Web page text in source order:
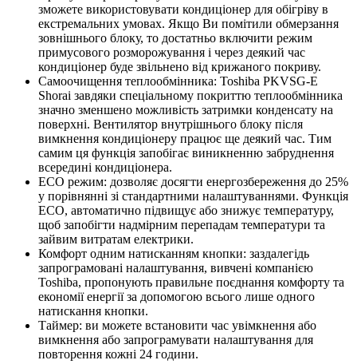
зможете використовувати кондиціонер для обігріву в
екстремальних умовах. Якщо Ви помітили обмерзання
зовнішнього блоку, то достатньо включити режим
примусового розморожування і через деякий час
кондиціонер буде звільнено від крижаного покриву.
Самоочищення теплообмінника: Toshiba PKVSG-E
Shorai завдяки спеціальному покриттю теплообмінника
значно зменшено можливість затримки конденсату на
поверхні. Вентилятор внутрішнього блоку після
вимкнення кондиціонеру працює ще деякий час. Тим
самим ця функція запобігає виникненню забруднення
всередині кондиціонера.
ECO режим: дозволяє досягти енергозбереження до 25%
у порівнянні зі стандартними налаштуваннями. Функція
ECO, автоматично підвищує або знижує температуру,
щоб запобігти надмірним перепадам температури та
зайвим витратам електрики.
Комфорт одним натисканням кнопки: заздалегідь
запрограмовані налаштування, вивчені компанією
Toshiba, пропонують правильне поєднання комфорту та
економії енергії за допомогою всього лише одного
натискання кнопки.
Таймер: ви можете встановити час увімкнення або
вимкнення або запрограмувати налаштування для
повторення кожні 24 години.